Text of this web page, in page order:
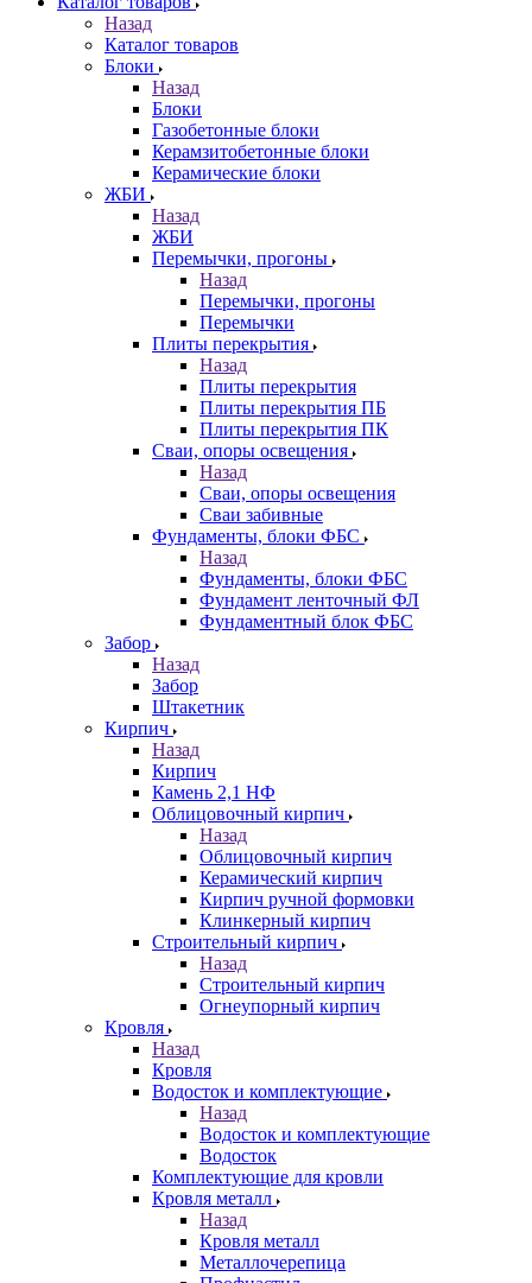
Назад
Каталог товаров
Блоки
Назад
Блоки
Газобетонные блоки
Керамзитобетонные блоки
Керамические блоки
ЖБИ
Назад
ЖБИ
Перемычки, прогоны
Назад
Перемычки, прогоны
Перемычки
Плиты перекрытия
Назад
Плиты перекрытия
Плиты перекрытия ПБ
Плиты перекрытия ПК
Сваи, опоры освещения
Назад
Сваи, опоры освещения
Сваи забивные
Фундаменты, блоки ФБС
Назад
Фундаменты, блоки ФБС
Фундамент ленточный ФЛ
Фундаментный блок ФБС
Забор
Назад
Забор
Штакетник
Кирпич
Назад
Кирпич
Камень 2,1 НФ
Облицовочный кирпич
Назад
Облицовочный кирпич
Керамический кирпич
Кирпич ручной формовки
Клинкерный кирпич
Строительный кирпич
Назад
Строительный кирпич
Огнеупорный кирпич
Кровля
Назад
Кровля
Водосток и комплектующие
Назад
Водосток и комплектующие
Водосток
Комплектующие для кровли
Кровля металл
Назад
Кровля металл
Металлочерепица